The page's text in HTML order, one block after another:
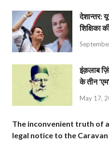
देशान्‍तर:
शिक्षिका
इंक़लाब
के तीन
May 17,
The inconvenient truth of
legal notice to the Caravan